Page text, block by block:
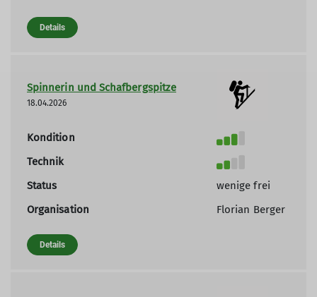
Details
Spinnerin und Schafbergspitze
18.04.2026
Kondition
Technik
Status
wenige frei
Organisation
Florian Berger
Details